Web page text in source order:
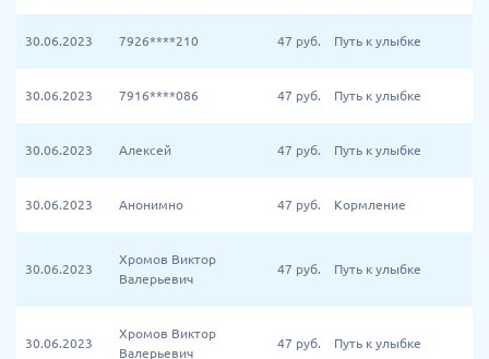
30.06.2023 7926****210 47 руб. Путь к улыбке
30.06.2023 7916****086 47 руб. Путь к улыбке
30.06.2023 Алексей 47 руб. Путь к улыбке
30.06.2023 Анонимно 47 руб. Кормление
30.06.2023
Хромов Виктор
Валерьевич
47 руб. Путь к улыбке
30.06.2023
Хромов Виктор
Валерьевич
47 руб. Путь к улыбке